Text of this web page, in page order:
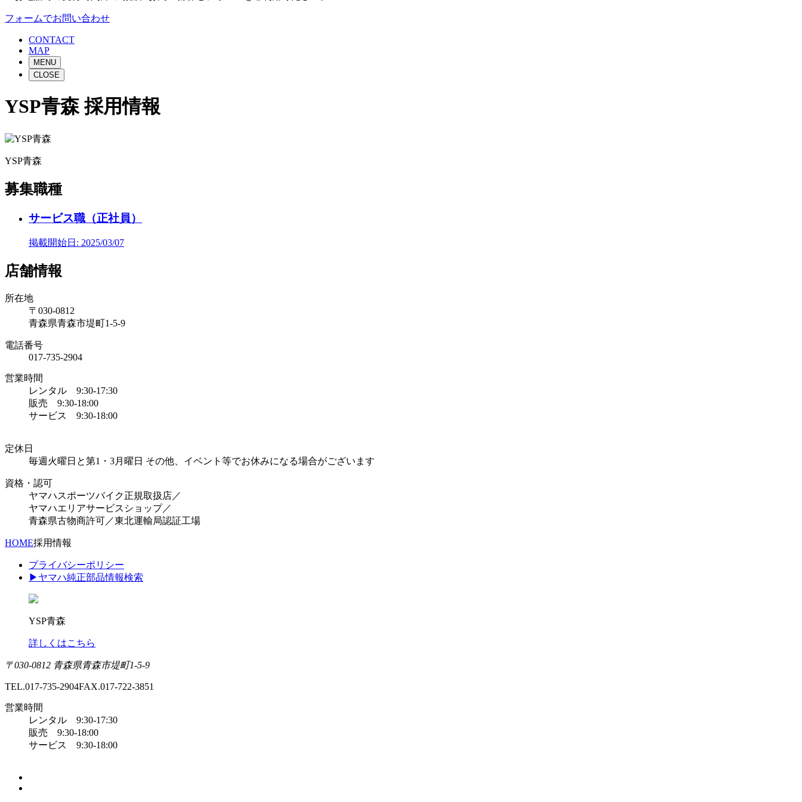
フォームでお問い合わせ
CONTACT
MAP
MENU
CLOSE
YSP青森 採用情報
YSP青森
募集職種
サービス職（正社員）
掲載開始日: 2025/03/07
店舗情報
所在地
〒030-0812
青森県青森市堤町1-5-9
電話番号
017-735-2904
営業時間
レンタル 9:30-17:30
販売 9:30-18:00
サービス 9:30-18:00
定休日
毎週火曜日と第1・3月曜日 その他、イベント等でお休みになる場合がございます
資格・認可
ヤマハスポーツバイク正規取扱店／
ヤマハエリアサービスショップ／
青森県古物商許可／東北運輸局認証工場
HOME採用情報
プライバシーポリシー
▶ヤマハ純正部品情報検索
YSP青森
詳しくはこちら
〒030-0812 青森県青森市堤町1-5-9
TEL.017-735-2904FAX.017-722-3851
営業時間
レンタル 9:30-17:30
販売 9:30-18:00
サービス 9:30-18:00